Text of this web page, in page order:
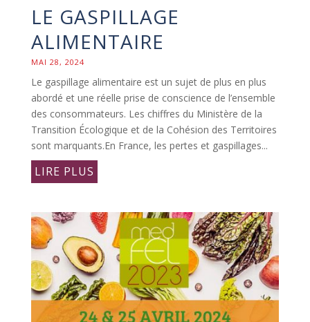
LE GASPILLAGE
ALIMENTAIRE
MAI 28, 2024
Le gaspillage alimentaire est un sujet de plus en plus
abordé et une réelle prise de conscience de l’ensemble
des consommateurs. Les chiffres du Ministère de la
Transition Écologique et de la Cohésion des Territoires
sont marquants.En France, les pertes et gaspillages...
LIRE PLUS